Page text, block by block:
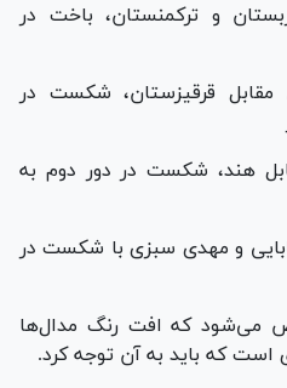
و ترکمنستان، باخت در
مقابل قرقیزستان، شکست در
هند، شکست در دور دوم به
و مهدی سبزی با شکست در
می‌شود که افت رنگ مدال‌ها
است که باید به آن توجه کرد.